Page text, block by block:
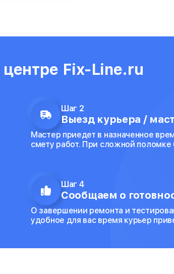
Fix-Line.ru
Шаг 2
Выезд курьера /
Мастер приедет в назначенное
смету работ. При сложной поломке
Шаг 4
Сообщаем о
О завершении ремонта и
удобное для вас время курьер